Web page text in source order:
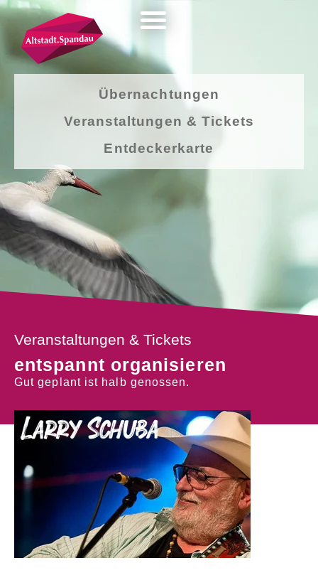
Übernachtungen
Veranstaltungen & Tickets
Entdeckerkarte
Veranstaltungen & Tickets
entspannt organisieren
Gut geplant ist halb genossen.